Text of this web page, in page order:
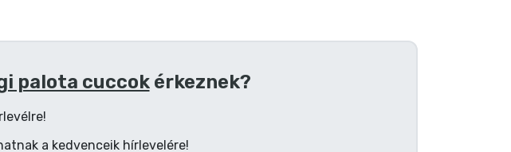
palota cuccokérkeznek?
a kedvenceik hírlevelére!